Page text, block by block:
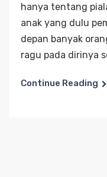
hanya tentang
anak yang dulu
depan banyak
ragu pada dirinya
Continue Reading